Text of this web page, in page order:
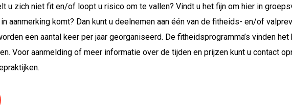
u zich niet fit en/of loopt u risico om te vallen? Vindt u het fijn om hier in
aanmerking komt? Dan kunt u deelnemen aan één van de fitheids- en/of
een aantal keer per jaar georganiseerd. De fitheidsprogramma’s vinden
Voor aanmelding of meer informatie over de tijden en prijzen kunt u contact